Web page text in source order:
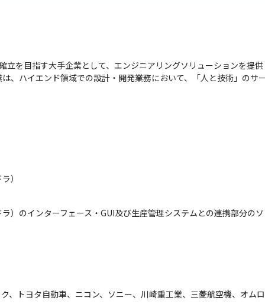
を目指す大手企業として、エンジニアリングソリューションを提供
、ハイエンド領域での設計・開発業務において、「人と技術」のサ
）
）のインターフェース・GUI及び生産管理システムとの連携部分の
、トヨタ自動車、ニコン、ソニー、川崎重工業、三菱航空機、オム